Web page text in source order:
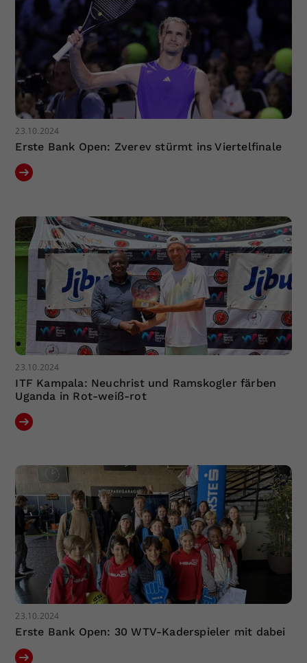
23.10.2024
Erste Bank Open: Zverev stürmt ins Viertelfinale
23.10.2024
ITF Kampala: Neuchrist und Ramskogler färben
Uganda in Rot-weiß-rot
23.10.2024
Erste Bank Open: 30 WTV-Kaderspieler mit dabei